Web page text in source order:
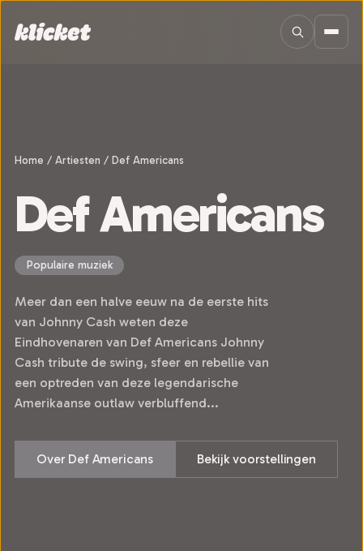
Home / Artiesten / Def Americans
Def Americans
Populaire muziek
Meer dan een halve eeuw na de eerste hits
van Johnny Cash weten deze
Eindhovenaren van Def Americans Johnny
Cash tribute de swing, sfeer en rebellie van
een optreden van deze legendarische
Amerikaanse outlaw verbluffend...
Over Def Americans Bekijk voorstellingen